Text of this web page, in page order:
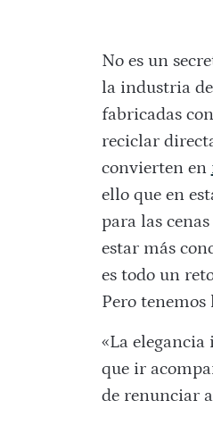
No es un
la industria de
fabricadas
reciclar
convierten en
ello que en
para las
estar más
es todo un
Pero tenemos
«La
que ir
de renunciar